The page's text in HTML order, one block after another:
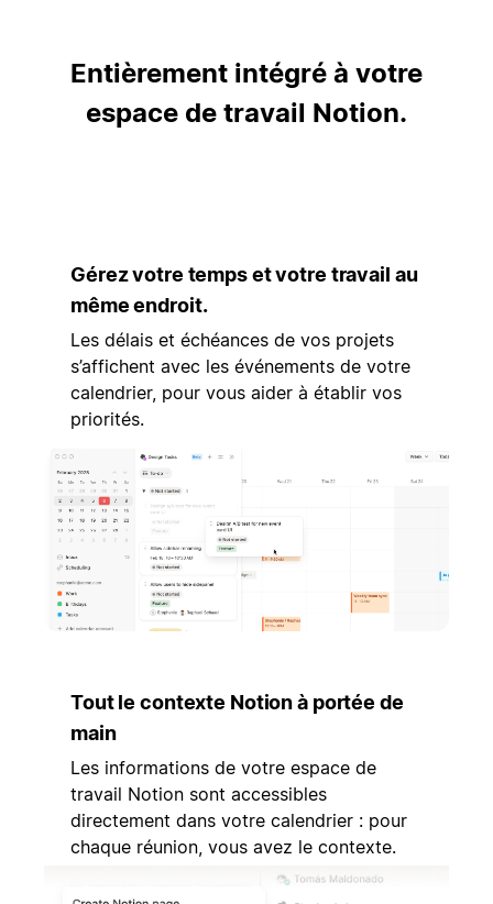
Entièrement intégré à votre
espace de travail Notion.
Gérez votre temps et votre travail au
même endroit.
Les délais et échéances de vos projets
s’affichent avec les événements de votre
calendrier, pour vous aider à établir vos
priorités.
Tout le contexte Notion à portée de
main
Les informations de votre espace de
travail Notion sont accessibles
directement dans votre calendrier : pour
chaque réunion, vous avez le contexte.